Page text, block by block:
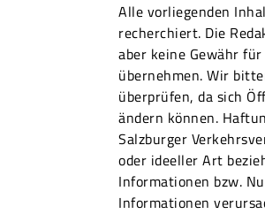
Alle vorliegenden
recherchiert. Die
aber keine Gewähr
übernehmen. Wir
überprüfen, da sich
ändern können.
Salzburger
oder ideeller Art
Informationen bzw.
Informationen